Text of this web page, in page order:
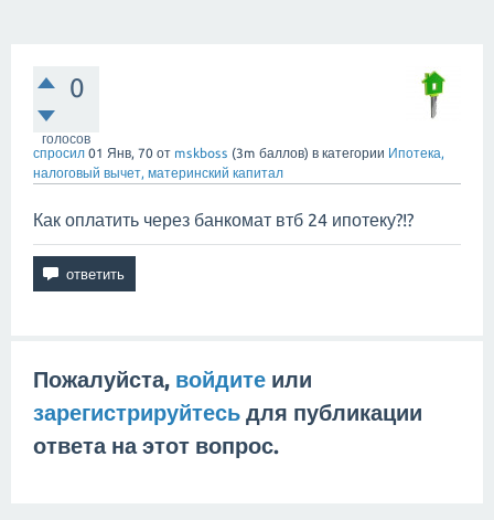
0
голосов
спросил 01 Янв, 70 от mskboss (3m баллов) в категории Ипотека,
налоговый вычет, материнский капитал
Как оплатить через банкомат втб 24 ипотеку?!?
Пожалуйста, войдите или
зарегистрируйтесь для публикации
ответа на этот вопрос.